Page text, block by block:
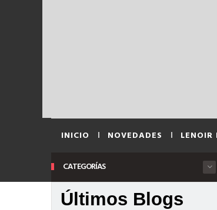
INICIO NOVEDADES LENOIR
CATEGORÍAS
Últimos Blogs